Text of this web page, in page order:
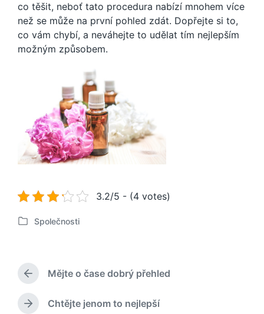
co těšit, neboť tato procedura nabízí mnohem více
než se může na první pohled zdát. Dopřejte si to,
co vám chybí, a neváhejte to udělat tím nejlepším
možným způsobem.
3.2/5 - (4 votes)
P
i
o
Společnosti
P
ř
e
Mějte o čase dobrý přehled
N
Chtějte jenom to nejlepší